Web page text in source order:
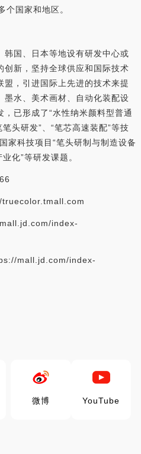
个国家和地区。
韩国、日本等地设有研发中心或
创新，坚持全球供应和国际技术
，引进国际上先进的技术来提
墨水、美术画材、自动化装配设
已形成了“水性纳米颜料型普通
头研发”、“笔芯高速装配”等技
家科技项目“笔头研制与制造设备
化”等研发课题。
index-
mall.jd.com/index-
微博 YouTube